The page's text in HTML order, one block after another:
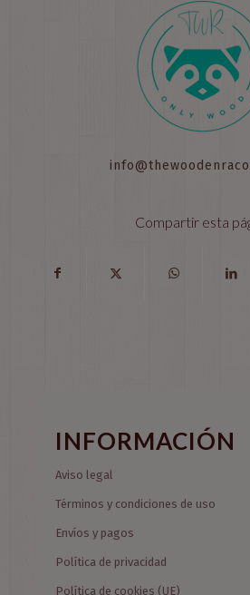
Compartir esta
INFORMACIÓN
Aviso legal
Términos y condiciones de uso
Envíos y pagos
Política de privacidad
Política de cookies (UE)